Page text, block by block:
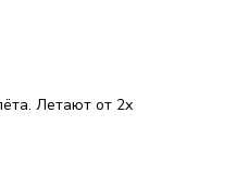
Летают от 2х